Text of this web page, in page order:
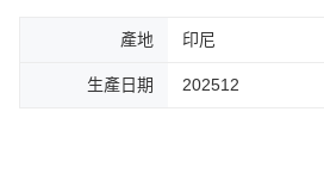
產地 印尼
生產日期 202512